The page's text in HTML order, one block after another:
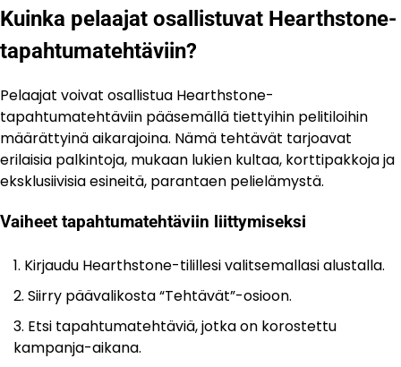
Kuinka pelaajat osallistuvat Hearthstone-
tapahtumatehtäviin?
Pelaajat voivat osallistua Hearthstone-
tapahtumatehtäviin pääsemällä tiettyihin pelitiloihin
määrättyinä aikarajoina. Nämä tehtävät tarjoavat
erilaisia palkintoja, mukaan lukien kultaa, korttipakkoja ja
eksklusiivisia esineitä, parantaen pelielämystä.
Vaiheet tapahtumatehtäviin liittymiseksi
Kirjaudu Hearthstone-tilillesi valitsemallasi alustalla.
Siirry päävalikosta “Tehtävät”-osioon.
Etsi tapahtumatehtäviä, jotka on korostettu
kampanja-aikana.